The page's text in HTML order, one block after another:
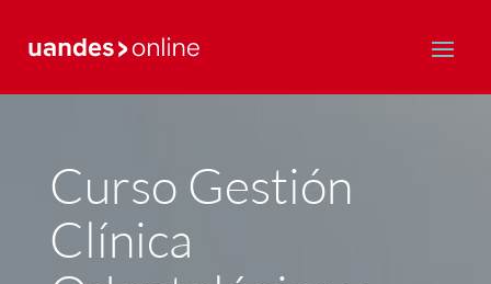
Postgrado y Educación Continua
Curso Gestión
Clínica